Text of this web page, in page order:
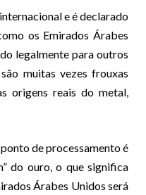
e é declarado
os Emirados Árabes
legalmente para outros
muitas vezes frouxas
origens reais do metal,
de processamento é
do ouro, o que significa
Árabes Unidos será